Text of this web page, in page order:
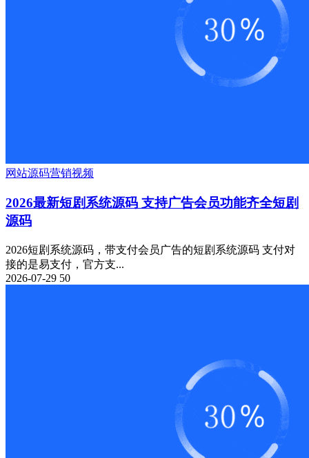
网站源码营销视频
2026最新短剧系统源码 支持广告会员功能齐全短剧
源码
2026短剧系统源码，带支付会员广告的短剧系统源码 支付对
接的是易支付，官方支...
2026-07-29 50